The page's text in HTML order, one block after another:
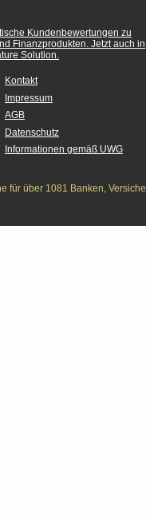
Kundenbewertungen zu
Finanzprodukten. Jetzt auch in
Solution.
Kontakt
Impressum
AGB
Datenschutz
Informationen gemäß UWG
für über 1081 Banken,